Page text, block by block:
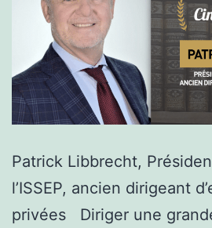
Patrick Libbrecht,
l’ISSEP, ancien dirigeant
privées Diriger une